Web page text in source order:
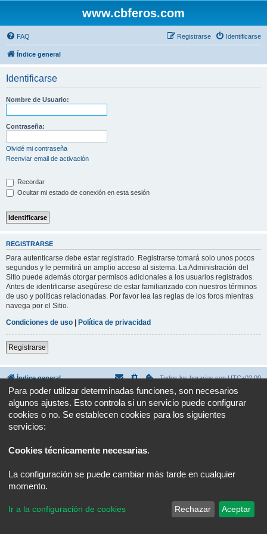
www.cbferos.com
FAQ Identificarse
Registrarse
Índice general
Identificarse
Nombre de Usuario:
Contraseña:
Olvidé mi contraseña
Reenviar email de activación
Recordar
Ocultar mi estado de conexión en esta sesión
REGISTRARSE
Para autenticarse debe estar registrado. Registrarse tomará solo unos pocos
segundos y le permitirá un amplio acceso al sistema. La Administración del
Sitio puede además otorgar permisos adicionales a los usuarios registrados.
Antes de identificarse asegúrese de estar familiarizado con nuestros términos
de uso y políticas relacionadas. Por favor lea las reglas de los foros mientras
navega por el Sitio.
Condiciones de uso | Política de privacidad
Registrarse
Índice general Todos los horarios sonUTC+02:00
Desarrollado por phpBB
® Forum Software © phpBB Limited
phpBB España
Condiciones
Para poder utilizar determinadas funciones, son necesarios
algunos ajustes. Esto controla si un servicio puede configurar
cookies o no. Se establecen cookies para los siguientes
servicios:
Cookies técnicamente necesarias.
La configuración se puede cambiar más tarde en cualquier
momento.
Ir a la configuración de cookies Rechazar Aceptar